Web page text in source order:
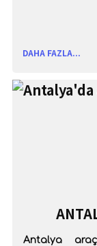
DAHA FAZLA...
Antalya